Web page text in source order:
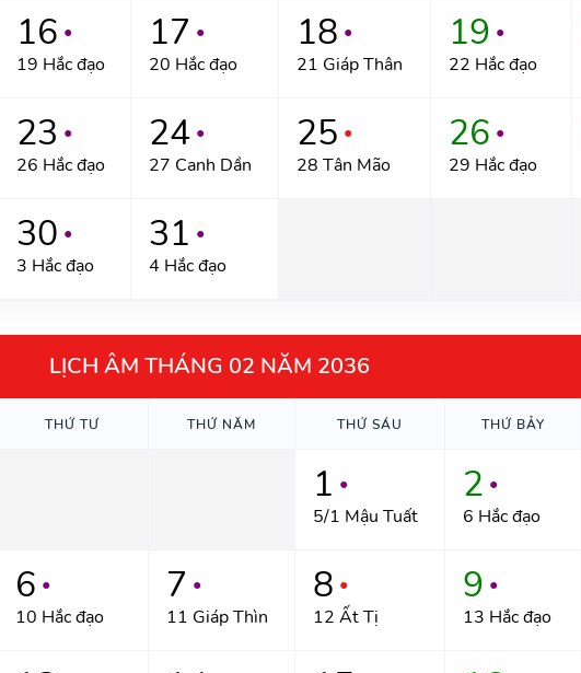
16 ●
19 Hắc đạo
17 ●
20 Hắc đạo
18 ●
21 Giáp Thân
19 ●
22 Hắc đạo
23 ●
26 Hắc đạo
24 ●
27 Canh Dần
25 ●
28 Tân Mão
26 ●
29 Hắc đạo
30 ●
3 Hắc đạo
31 ●
4 Hắc đạo
LỊCH ÂM THÁNG 02 NĂM 2036
THỨ TƯ THỨ NĂM THỨ SÁU THỨ BẢY
1 ●
5/1 Mậu Tuất
2 ●
6 Hắc đạo
6 ●
10 Hắc đạo
7 ●
11 Giáp Thìn
8 ●
12 Ất Tị
9 ●
13 Hắc đạo